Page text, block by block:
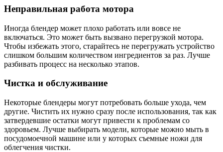
Неправильная работа мотора
Иногда блендер может плохо работать или вовсе не
включаться. Это может быть вызвано перегрузкой мотора.
Чтобы избежать этого, старайтесь не перегружать устройство
слишком большим количеством ингредиентов за раз. Лучше
разбивать процесс на несколько этапов.
Чистка и обслуживание
Некоторые блендеры могут потребовать больше ухода, чем
другие. Чистить их нужно сразу после использования, так как
затвердевшие остатки могут привести к проблемам со
здоровьем. Лучше выбирать модели, которые можно мыть в
посудомоечной машине или у которых съемные ножи для
облегчения чистки.